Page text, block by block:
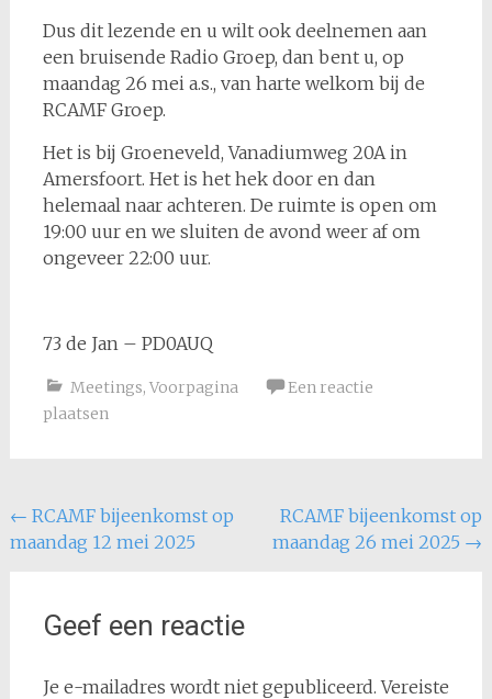
Dus dit lezende en u wilt ook deelnemen aan
een bruisende Radio Groep, dan bent u, op
maandag 26 mei a.s., van harte welkom bij de
RCAMF Groep.
Het is bij Groeneveld, Vanadiumweg 20A in
Amersfoort. Het is het hek door en dan
helemaal naar achteren. De ruimte is open om
19:00 uur en we sluiten de avond weer af om
ongeveer 22:00 uur.
73 de Jan – PD0AUQ
Meetings, Voorpagina
Een reactie
plaatsen
Bericht
navigatie
← RCAMF bijeenkomst op
maandag 12 mei 2025
RCAMF bijeenkomst op
maandag 26 mei 2025 →
Geef een reactie
Je e-mailadres wordt niet gepubliceerd. Vereiste